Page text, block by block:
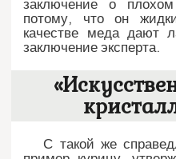
заключение о
потому, что он
качестве меда дают
заключение эксперта.
С такой же